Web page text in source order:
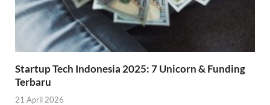
Startup Tech Indonesia 2025: 7 Unicorn & Funding
Terbaru
21 April 2026